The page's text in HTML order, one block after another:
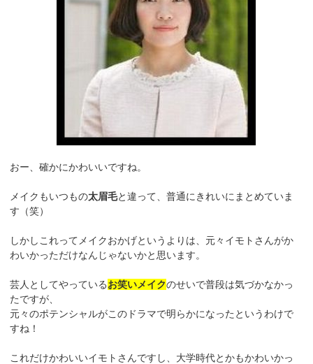
おー、確かにかわいいですね。
メイクもいつもの太眉毛と違って、普通にきれいにまとめていま
す（笑）
しかしこれってメイクおかげというよりは、元々イモトさんがか
わいかっただけなんじゃないかと思います。
芸人としてやっているお笑いメイクのせいで普段は気づかなかっ
たですが、
元々のポテンシャルがこのドラマで明らかになったというわけで
すね！
これだけかわいいイモトさんですし、大学時代とかもかわいかっ